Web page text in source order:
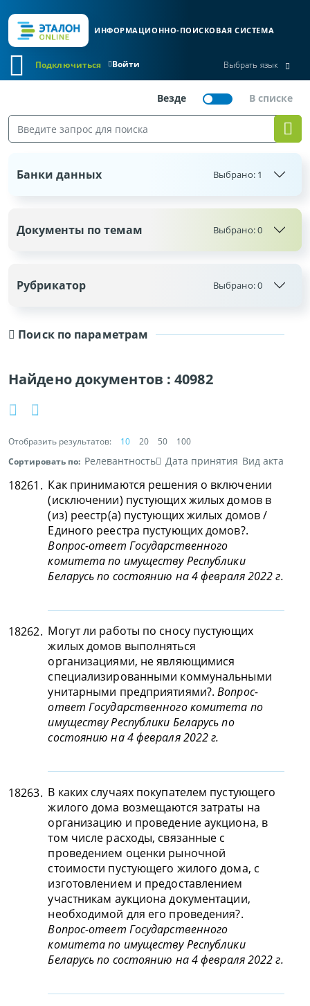
ИНФОРМАЦИОННО-ПОИСКОВАЯ СИСТЕМА
Войти
Подключиться Выбрать язык
Поиск по параметрам
Найдено документов :40982
Отобразить результатов: 10 20 50
100
Сортировать по: Релевантность Дата принятия Вид акта
18261. Как принимаются решения о включении
(исключении) пустующих жилых домов в
(из) реестр(а) пустующих жилых домов /
Единого реестра пустующих домов?.
Вопрос-ответ Государственного
комитета по имуществу Республики
Беларусь по состоянию на 4 февраля 2022 г.
18262. Могут ли работы по сносу пустующих
жилых домов выполняться
организациями, не являющимися
специализированными коммунальными
унитарными предприятиями?.Вопрос-
ответ Государственного комитета по
имуществу Республики Беларусь по
состоянию на 4 февраля 2022 г.
18263. В каких случаях покупателем пустующего
жилого дома возмещаются затраты на
организацию и проведение аукциона, в
том числе расходы, связанные с
проведением оценки рыночной
стоимости пустующего жилого дома, с
изготовлением и предоставлением
участникам аукциона документации,
необходимой для его проведения?.
Вопрос-ответ Государственного
комитета по имуществу Республики
Беларусь по состоянию на 4 февраля 2022 г.
Банки данных Выбрано: 1
Документы по темам Выбрано:0
Рубрикатор Выбрано:0